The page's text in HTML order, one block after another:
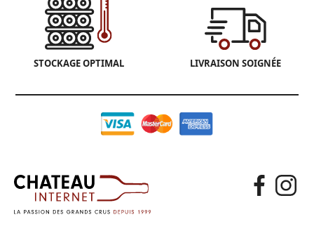
STOCKAGE OPTIMAL LIVRAISON SOIGNÉE